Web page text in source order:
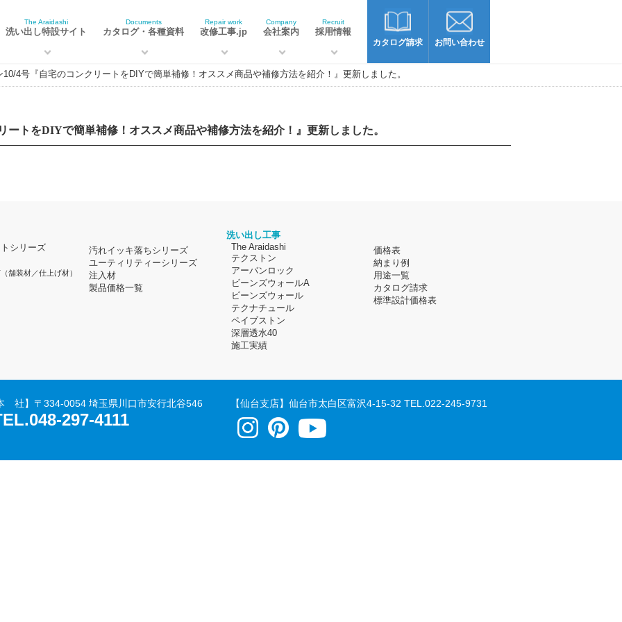
The Araidashi
洗い出し特設サイト
Documents
カタログ・各種資料
Repair work
改修工事.jp
Company
会社案内
Recruit
採用情報
カタログ請求 お問い合わせ
4号『自宅のコンクリートをDIYで簡単補修！オススメ商品や補修方法を紹介！』更新しました。
ートをDIYで簡単補修！オススメ商品や補修方法を紹介！』更新しました。
シリーズ
（舗装材／仕上げ材）
汚れイッキ落ちシリーズ
ユーティリティーシリーズ
注入材
製品価格一覧
洗い出し工事
The Araidashi
テクストン
アーバンロック
ビーンズウォールA
ビーンズウォール
テクナチュール
ペイブストン
深層透水40
施工実績
価格表
納まり例
用途一覧
カタログ請求
標準設計価格表
社】 〒334-0054 埼玉県川口市安行北谷546
297-4111
【仙台支店】 仙台市太白区富沢4-15-32 TEL. 022-245-9731